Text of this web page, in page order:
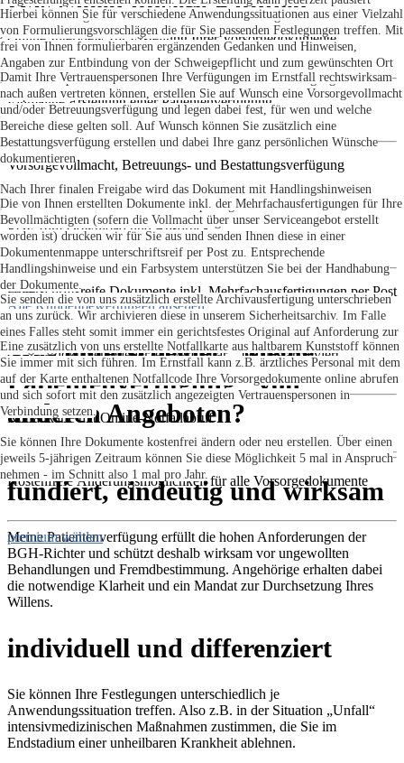
Online-Interview zur Erstellung Ihrer Vorsorgedokumente
Einmalige Erstellung einer Patientenverfügung
Vorsorgevollmacht, Betreuungs- und Bestattungsverfügung
PDF zum Download und Ausdruck
Unterschriftsreife Dokumente inkl. Mehrfachausfertigungen per Post
Originaldokumente jederzeit verfügbar – bei uns archiviert
Notfallkarte mit Online-Notfallabruf
Kostenfreie Änderungsmöglichkeit für alle Vorsorgedokumente
premium wählen
Das sagen unsere Kunden
Alle Kundenbewertungen ansehen
Was unterscheidet "Meine
Patientenverfügung" von
anderen Angeboten?
fundiert, eindeutig und wirksam
Meine Patientenverfügung erfüllt die hohen Anforderungen der
BGH-Richter und schützt deshalb wirksam vor ungewollten
Behandlungen und Fremdbestimmung. Angehörige erhalten dabei
die notwendige Klarheit und ein Mandat zur Durchsetzung Ihres
Willens.
individuell und differenziert
Sie können Ihre Festlegungen unterschiedlich je
Anwendungssituation treffen. Also z.B. in der Situation „Unfall“
intensivmedizinischen Maßnahmen zustimmen, die Sie im
Endstadium einer unheilbaren Krankheit ablehnen.
werden. Ihre Angaben können Sie bis zur finalen Freigabe der Voransicht
jederzeit ändern bzw. korrigieren.
Hierbei können Sie für verschiedene Anwendungssituationen aus einer Vielzahl
von Formulierungsvorschlägen die für Sie passenden Festlegungen treffen. Mit
frei von Ihnen formulierbaren ergänzenden Gedanken und Hinweisen,
Angaben zur Entbindung von der Schweigepflicht und zum gewünschten Ort
in der Sterbephase sowie vielem mehr können Sie Ihre Verfügungen
komplettieren.
Damit Ihre Vertrauenspersonen Ihre Verfügungen im Ernstfall rechtswirksam
nach außen vertreten können, erstellen Sie auf Wunsch eine Vorsorgevollmacht
und/oder Betreuungsverfügung und legen dabei fest, für wen und welche
Bereiche diese gelten soll. Auf Wunsch können Sie zusätzlich eine
Bestattungsverfügung erstellen und dabei Ihre ganz persönlichen Wünsche
dokumentieren
Nach Ihrer finalen Freigabe wird das Dokument mit Handlingshinweisen
inklusive der erforderlichen Mehrexemplare generiert und als PDF zum
Download in Ihrem Kundenaccount bereitgestellt.
Die von Ihnen erstellten Dokumente inkl. der Mehrfachausfertigungen für Ihre
Bevollmächtigten (sofern die Vollmacht über unser Serviceangebot erstellt
worden ist) drucken wir für Sie aus und senden Ihnen diese in einer
Dokumentenmappe unterschriftsreif per Post zu. Entsprechende
Handlingshinweise und ein Farbsystem unterstützen Sie bei der Handhabung
der Dokumente.
Sie senden die von uns zusätzlich erstellte Archivausfertigung unterschrieben
an uns zurück. Wir archivieren diese in unserem Sicherheitsarchiv. Im Falle
eines Falles steht somit immer ein gerichtsfestes Original auf Anforderung zur
Verfügung.
Eine zusätzlich von uns erstellte Notfallkarte aus haltbarem Kunststoff können
Sie immer mit sich führen. Im Ernstfall kann z.B. ärztliches Personal mit dem
auf der Karte enthaltenen Notfallcode Ihre Vorsorgedokumente online abrufen
und sich sofort mit den zusätzlich angezeigten Vertrauenspersonen in
Verbindung setzen.
Sie können Ihre Dokumente kostenfrei ändern oder neu erstellen. Über einen
jeweils 5-jährigen Zeitraum können Sie diese Möglichkeit 5 mal in Anspruch
nehmen - im Schnitt also 1 mal pro Jahr.